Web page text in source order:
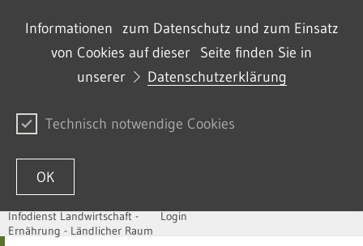
Informationen zum Datenschutz und zum Einsatz
von Cookies auf dieser Seite finden Sie in
unserer
Datenschutzerklärung
Technisch notwendige Cookies
OK
Zum Inhalt springen
Infodienst Landwirtschaft -
Ernährung - Ländlicher Raum
Login